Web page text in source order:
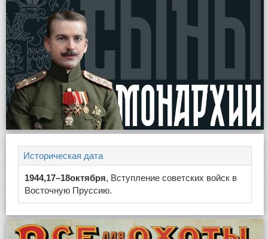
Историческая дата
1944,17–18октября, Вступление советских войск в
Восточную Пруссию.